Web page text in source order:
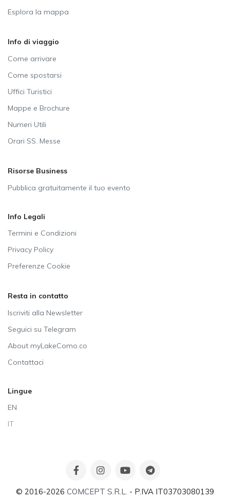
Esplora la mappa
Info di viaggio
Come arrivare
Come spostarsi
Uffici Turistici
Mappe e Brochure
Numeri Utili
Orari SS. Messe
Risorse Business
Pubblica gratuitamente il tuo evento
Info Legali
Termini e Condizioni
Privacy Policy
Preferenze Cookie
Resta in contatto
Iscriviti alla Newsletter
Seguici su Telegram
About myLakeComo.co
Contattaci
Lingue
EN
IT
© 2016-2026 COMCEPT S.R.L. - P.IVA IT03703080139